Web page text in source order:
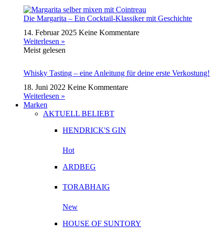
Die Margarita – Ein Cocktail-Klassiker mit Geschichte
14. Februar 2025 Keine Kommentare
Weiterlesen »
Meist gelesen
Whisky Tasting – eine Anleitung für deine erste Verkostung!
18. Juni 2022 Keine Kommentare
Weiterlesen »
Marken
AKTUELL BELIEBT
HENDRICK'S GIN
Hot
ARDBEG
TORABHAIG
New
HOUSE OF SUNTORY